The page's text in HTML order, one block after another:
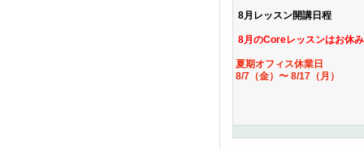
8月レッスン開講日程
8月のCoreレッスンはお休
夏期オフィス休業日
8/7（金）〜 8/17（月）